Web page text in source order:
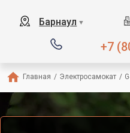
Барнаул ▼
+7
Главная / Электросамокат /